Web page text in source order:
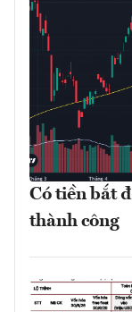
Có tiền bắt
thành công